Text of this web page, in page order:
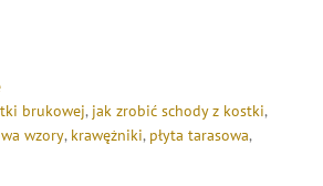
brukowej, jak zrobić schody z kostki,
wzory, krawężniki, płyta tarasowa,